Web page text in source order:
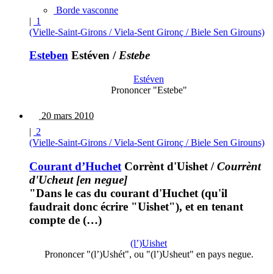
Borde vasconne
| 1
(Vielle-Saint-Girons / Viela-Sent Gironç / Biele Sen Girouns)
Esteben Estéven /Estebe
Estéven
Prononcer "Estebe"
20 mars 2010
| 2
(Vielle-Saint-Girons / Viela-Sent Gironç / Biele Sen Girouns)
Courant d’Huchet Corrènt d'Uishet /Courrènt
d'Ucheut [en negue]
"Dans le cas du courant d'Huchet (qu'il
faudrait donc écrire "Uishet"), et en tenant
compte de (…)
(l’)Uishet
Prononcer "(l’)Ushét", ou "(l’)Usheut" en pays negue.